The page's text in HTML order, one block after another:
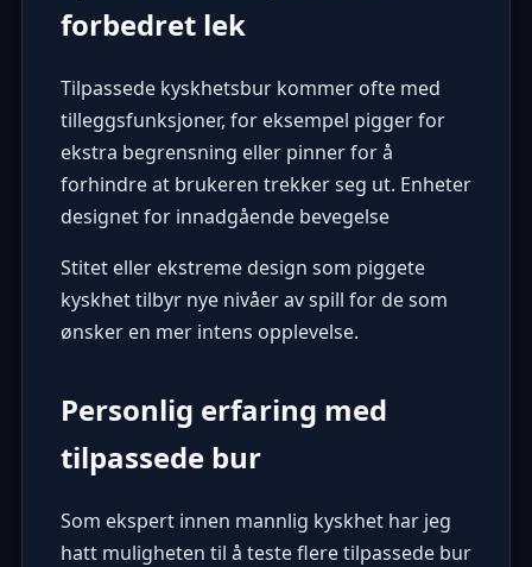
forbedret lek
Tilpassede kyskhetsbur kommer ofte med
tilleggsfunksjoner, for eksempel pigger for
ekstra begrensning eller pinner for å
forhindre at brukeren trekker seg ut. Enheter
designet for innadgående bevegelse
Stitet eller ekstreme design som piggete
kyskhet tilbyr nye nivåer av spill for de som
ønsker en mer intens opplevelse.
Personlig erfaring med
tilpassede bur
Som ekspert innen mannlig kyskhet har jeg
hatt muligheten til å teste flere tilpassede bur